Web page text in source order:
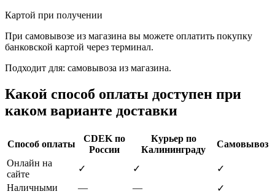
Картой при получении
При самовывозе из магазина вы можете оплатить покупку
банковской картой через терминал.
Подходит для: самовывоза из магазина.
Какой способ оплаты доступен при
каком варианте доставки
Способ оплаты
CDEK по
России
Курьер по
Калининграду
Самовывоз
Онлайн на
сайте
✓ ✓
✓
Наличными
— —
✓